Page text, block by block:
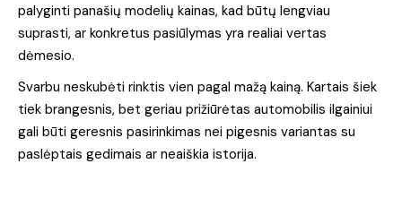
palyginti panašių modelių kainas, kad būtų lengviau
suprasti, ar konkretus pasiūlymas yra realiai vertas
dėmesio.
Svarbu neskubėti rinktis vien pagal mažą kainą. Kartais šiek
tiek brangesnis, bet geriau prižiūrėtas automobilis ilgainiui
gali būti geresnis pasirinkimas nei pigesnis variantas su
paslėptais gedimais ar neaiškia istorija.